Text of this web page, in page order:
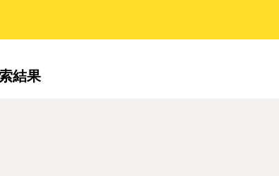
結果